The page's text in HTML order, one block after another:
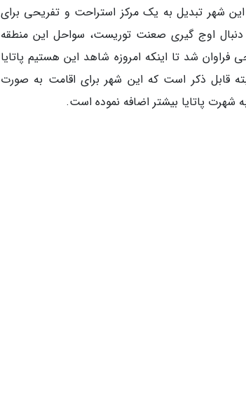
شهر تبدیل به یک مرکز استراحت و تفریحی برای
آمریکایی شد تا اینکه در دهه 80 میلادی به دنبال اوج گیری صعنت توریست، سواحل این منطقه
شد تا اینکه امروزه شاهد این هستیم پاتایا
قابل ذکر است که این شهر برای اقامت به صورت
پاتایا بیشتر اضافه نموده است.